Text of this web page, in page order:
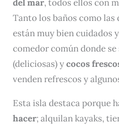
del mar, todos ellos con
Tanto los baños como las
están muy bien cuidados
comedor común donde
(deliciosas) ycocos
venden refrescos y
Esta isla destaca porque
hacer; alquilan kayaks,